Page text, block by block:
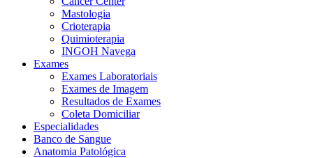
Mastologia
Crioterapia
Quimioterapia
INGOH Navega
Exames
Exames Laboratoriais
Exames de Imagem
Resultados de Exames
Coleta Domiciliar
Especialidades
Banco de Sangue
Anatomia Patológica